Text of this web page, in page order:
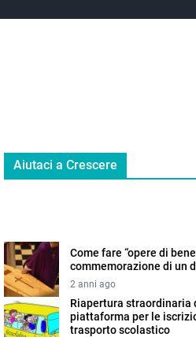
Aiutaci a Crescere
Come fare “opere di
commemorazione di un
2 anni ago
Riapertura straordinaria
piattaforma per le
trasporto scolastico